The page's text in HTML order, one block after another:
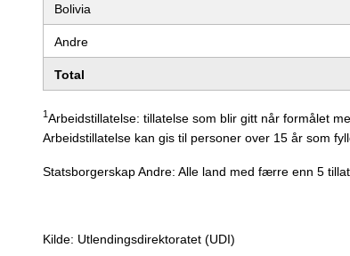
Bolivia
Andre
Total
1 Arbeidstillatelse: tillatelse som blir gitt når formålet
Arbeidstillatelse kan gis til personer over 15 år som
Statsborgerskap Andre: Alle land med færre enn 5
Kilde: Utlendingsdirektoratet (UDI)